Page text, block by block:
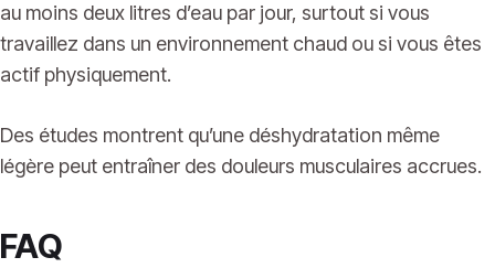
au moins deux litres d’eau par jour, surtout si vous
travaillez dans un environnement chaud ou si vous êtes
actif physiquement.
Des études montrent qu’une déshydratation même
légère peut entraîner des douleurs musculaires accrues.
FAQ